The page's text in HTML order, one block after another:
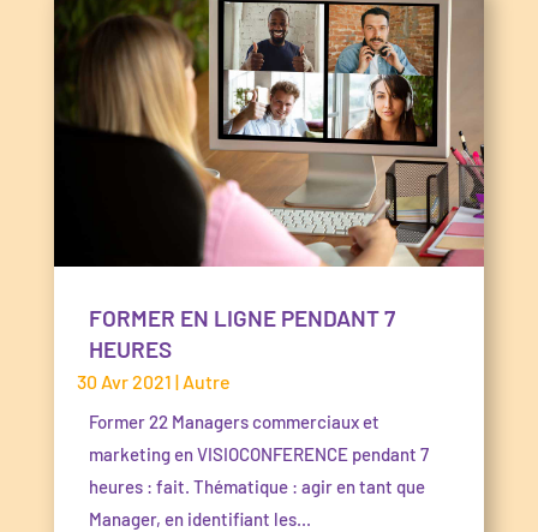
FORMER EN LIGNE PENDANT 7
HEURES
30 Avr 2021 | Autre
Former 22 Managers commerciaux et
marketing en VISIOCONFERENCE pendant 7
heures : fait. Thématique : agir en tant que
Manager, en identifiant les...